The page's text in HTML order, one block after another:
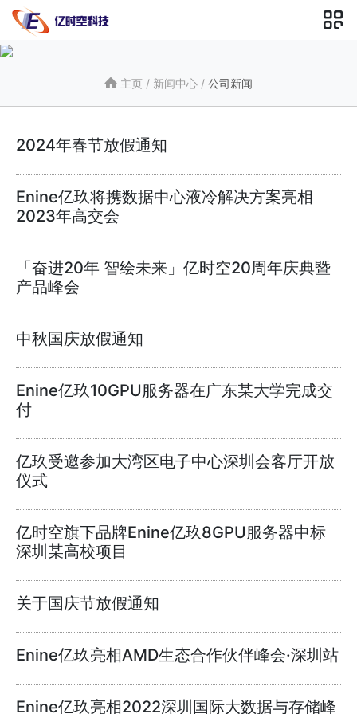
主页 / 新闻中心 / 公司新闻
2024年春节放假通知
Enine亿玖将携数据中心液冷解决方案亮相
2023年高交会
「奋进20年 智绘未来」亿时空20周年庆典暨
产品峰会
中秋国庆放假通知
Enine亿玖10GPU服务器在广东某大学完成交
付
亿玖受邀参加大湾区电子中心深圳会客厅开放
仪式
亿时空旗下品牌Enine亿玖8GPU服务器中标
深圳某高校项目
关于国庆节放假通知
Enine亿玖亮相AMD生态合作伙伴峰会·深圳站
Enine亿玖亮相2022深圳国际大数据与存储峰